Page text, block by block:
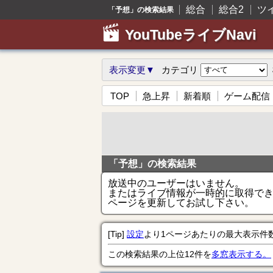
「予想」の検索結果 総合 総合2 ツ
YouTubeライブNavi
表示変更▼ カテゴリ
TOP 急上昇 新着順 ゲーム配信
「予想」の検索結果
放送中のユーザーはいません。
またはライブ情報が一時的に取得で
ページを更新してお試し下さい。
[Tip] 設定より1ページあたりの最大表示件
この検索結果の上位12件を多窓表示する。